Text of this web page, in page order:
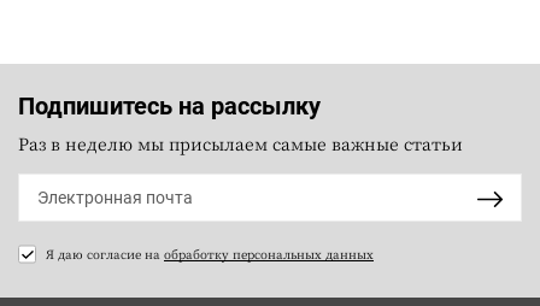
Подпишитесь на рассылку
Раз в неделю мы присылаем самые важные статьи
Я даю согласие на обработку персональных данных